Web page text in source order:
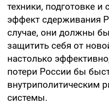
техники, подготовке и
эффект сдерживания
случае, они должны
защитить себя от
настолько
потери России бы
внутриполитическим
системы.